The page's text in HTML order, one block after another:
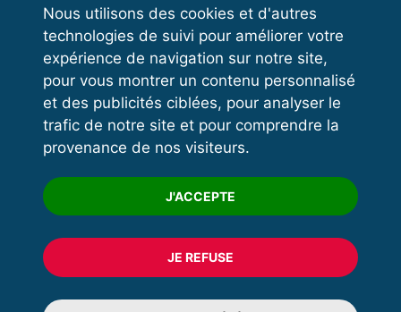
Nous utilisons des cookies et d'autres
technologies de suivi pour améliorer votre
expérience de navigation sur notre site,
pour vous montrer un contenu personnalisé
et des publicités ciblées, pour analyser le
trafic de notre site et pour comprendre la
provenance de nos visiteurs.
J'ACCEPTE
JE REFUSE
VOS ESPACES
Espace dirigeant
Espace licencié
Trouver un club
Formation
© 2020 FFFORCE Tous droits réservés
Mentions légales